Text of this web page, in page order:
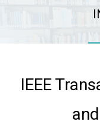
IEEE